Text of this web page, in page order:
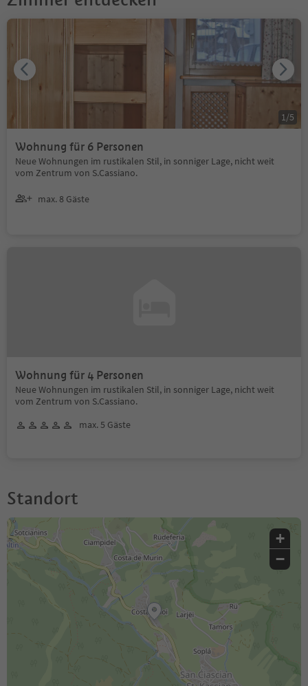
Wohnung für 6 Personen
Neue Wohnungen im rustikalen Stil, in sonniger Lage, nicht weit
vom Zentrum von S.Cassiano.
max. 8 Gäste
1/5
Wohnung für 4 Personen
Neue Wohnungen im rustikalen Stil, in sonniger Lage, nicht weit
vom Zentrum von S.Cassiano.
max. 5 Gäste
Standort
+
−